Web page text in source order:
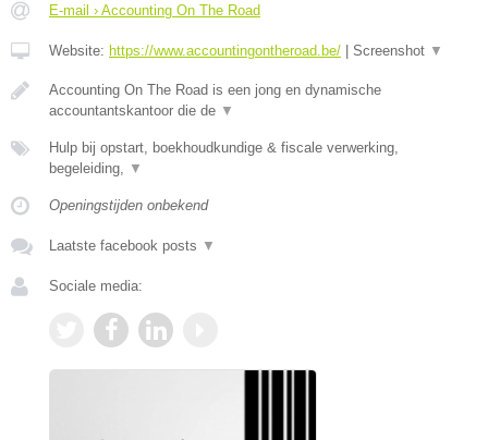
E-mail › Accounting On The Road
Website: https://www.accountingontheroad.be/ Screenshot ▼
Accounting On The Road is een jong en dynamische
accountantskantoor die de ▼
Hulp bij opstart, boekhoudkundige & fiscale verwerking,
begeleiding,
▼
Openingstijden onbekend
Laatste facebook posts ▼
Sociale media: